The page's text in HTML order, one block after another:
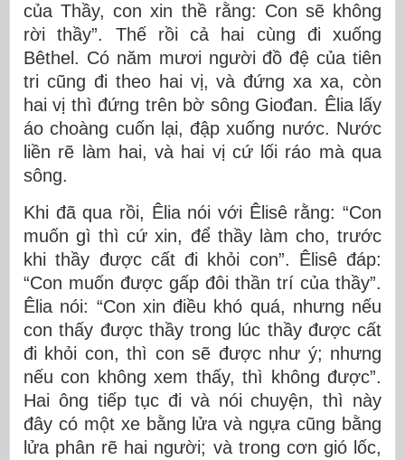
của Thầy, con xin thề rằng: Con sẽ không
rời thầy”. Thế rồi cả hai cùng đi xuống
Bêthel. Có năm mươi người đồ đệ của tiên
tri cũng đi theo hai vị, và đứng xa xa, còn
hai vị thì đứng trên bờ sông Giođan. Êlia lấy
áo choàng cuốn lại, đập xuống nước. Nước
liền rẽ làm hai, và hai vị cứ lối ráo mà qua
sông.
Khi đã qua rồi, Êlia nói với Êlisê rằng: “Con
muốn gì thì cứ xin, để thầy làm cho, trước
khi thầy được cất đi khỏi con”. Êlisê đáp:
“Con muốn được gấp đôi thần trí của thầy”.
Êlia nói: “Con xin điều khó quá, nhưng nếu
con thấy được thầy trong lúc thầy được cất
đi khỏi con, thì con sẽ được như ý; nhưng
nếu con không xem thấy, thì không được”.
Hai ông tiếp tục đi và nói chuyện, thì này
đây có một xe bằng lửa và ngựa cũng bằng
lửa phân rẽ hai người; và trong cơn gió lốc,